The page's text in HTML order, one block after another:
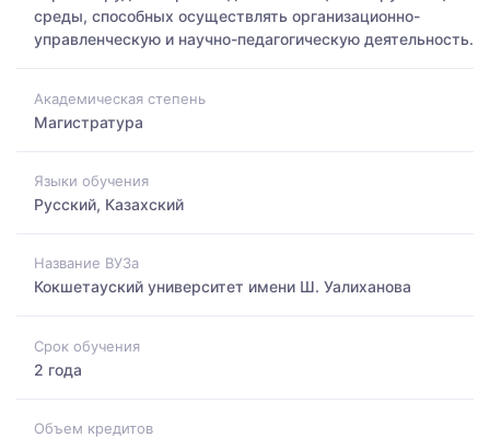
среды, способных осуществлять организационно-
управленческую и научно-педагогическую деятельность.
Академическая степень
Магистратура
Языки обучения
Русский, Казахский
Название ВУЗа
Кокшетауский университет имени Ш. Уалиханова
Срок обучения
2 года
Объем кредитов